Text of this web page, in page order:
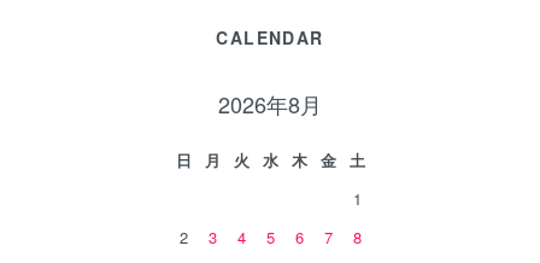
CALENDAR
2026年8月
日 月 火 水 木 金
土
1
2
3 4 5 6 7
8